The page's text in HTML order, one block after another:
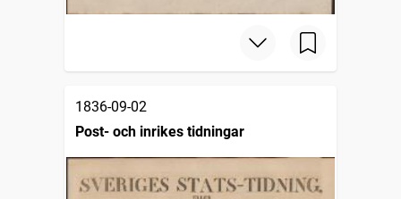
1836-09-02
Post- och inrikes tidningar